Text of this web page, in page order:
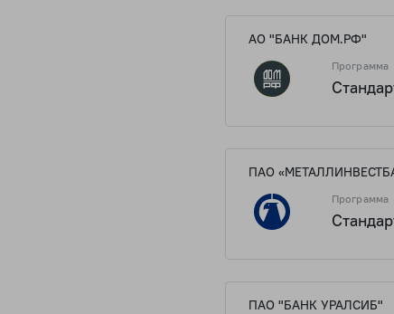
АО "БАНК ДОМ.РФ"
Программа
ПАО
Программа
ПАО "БАНК УРАЛСИБ"